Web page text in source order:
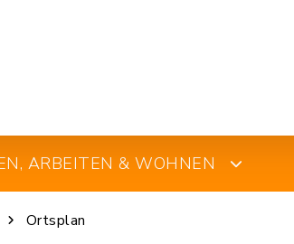
ARBEITEN & WOHNEN
Ortsplan